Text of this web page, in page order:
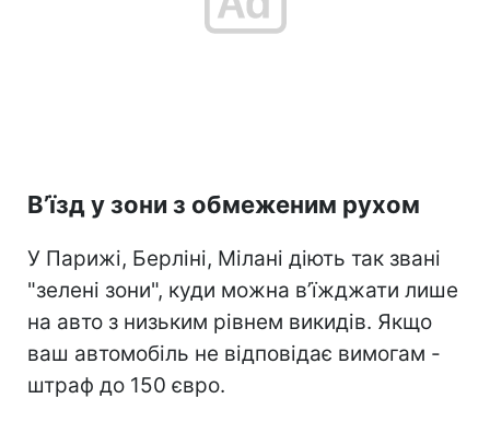
В’їзд у зони з обмеженим рухом
У Парижі, Берліні, Мілані діють так звані
"зелені зони", куди можна в’їжджати лише
на авто з низьким рівнем викидів. Якщо
ваш автомобіль не відповідає вимогам -
штраф до 150 євро.